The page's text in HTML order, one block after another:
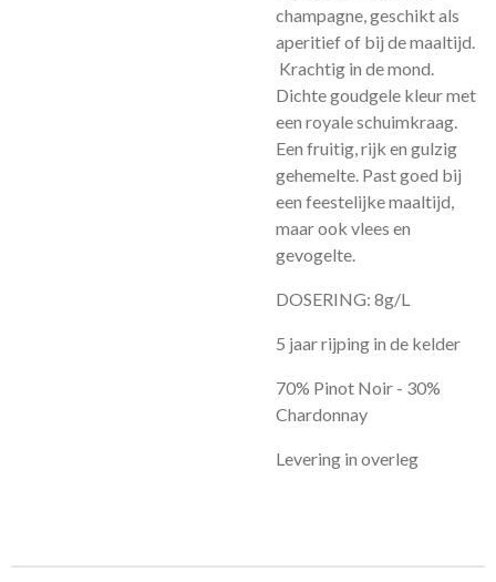
champagne, geschikt als
aperitief of bij de maaltijd.
Krachtig in de mond.
Dichte goudgele kleur met
een royale schuimkraag.
Een fruitig, rijk en gulzig
gehemelte. Past goed bij
een feestelijke maaltijd,
maar ook vlees en
gevogelte.
DOSERING: 8g/L
5 jaar rijping in de kelder
70% Pinot Noir - 30%
Chardonnay
Levering in overleg